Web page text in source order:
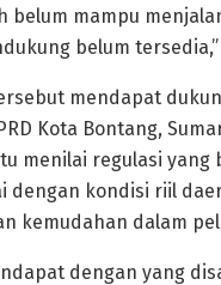
belum mampu
belum
mendapat
Kota Bontang,
menilai regulasi yang
dengan kondisi riil
kemudahan dalam
dengan yang